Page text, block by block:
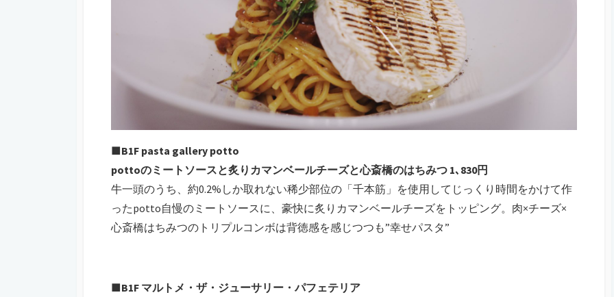
■B1F pasta gallery potto
pottoのミートソースと炙りカマンベールチーズと心斎橋のはちみつ 1､830円
牛一頭のうち、約0.2%しか取れない稀少部位の「千本筋」を使用してじっくり時間をかけて作
ったpotto自慢のミートソースに、豪快に炙りカマンベールチーズをトッピング。肉×チーズ×
心斎橋はちみつのトリプルコンボは背徳感を感じつつも”幸せパスタ”
■B1F マルトメ・ザ・ジューサリー・パフェテリア